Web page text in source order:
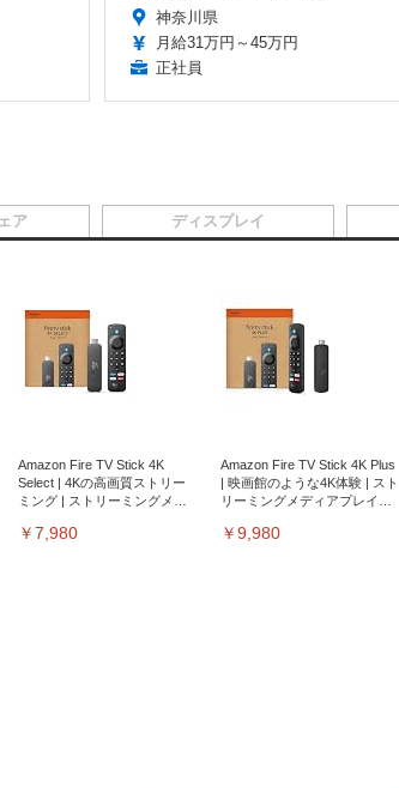
神奈川県
月給31万円～45万円
正社員
Amazon Fire TV Stick 4K
Select | 4Kの高画質ストリー
ミング | ストリーミングメデ
￥7,980
Amazon Fire TV Stick 4K Plus
| 映画館のような4K体験 | スト
リーミングメディアプレイヤ
￥9,980
ア ディスプレイ